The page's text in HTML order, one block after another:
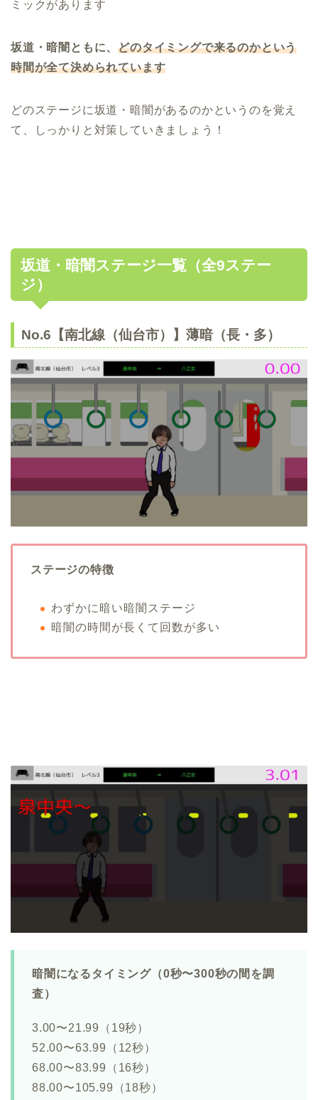
ミックがあります
坂道・暗闇ともに、どのタイミングで来るのかという
時間が全て決められています
どのステージに坂道・暗闇があるのかというのを覚え
て、しっかりと対策していきましょう！
坂道・暗闇ステージ一覧（全9ステー
ジ）
No.6【南北線（仙台市）】薄暗（長・多）
ステージの特徴
わずかに暗い暗闇ステージ
暗闇の時間が長くて回数が多い
暗闇になるタイミング（0秒〜300秒の間を調
査）
3.00〜21.99（19秒）
52.00〜63.99（12秒）
68.00〜83.99（16秒）
88.00〜105.99（18秒）